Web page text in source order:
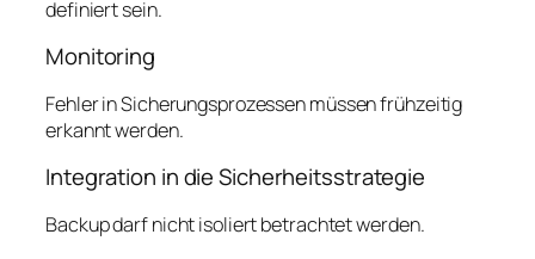
definiert sein.
Monitoring
Fehler in Sicherungsprozessen müssen frühzeitig
erkannt werden.
Integration in die Sicherheitsstrategie
Backup darf nicht isoliert betrachtet werden.